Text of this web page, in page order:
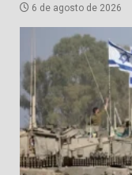
6 de agosto de 2026